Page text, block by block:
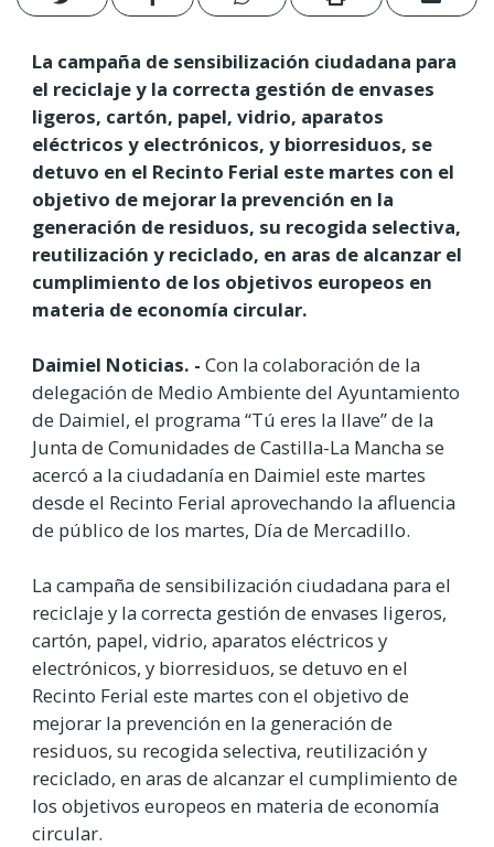
La campaña de sensibilización ciudadana para
el reciclaje y la correcta gestión de envases
ligeros, cartón, papel, vidrio, aparatos
eléctricos y electrónicos, y biorresiduos, se
detuvo en el Recinto Ferial este martes con el
objetivo de mejorar la prevención en la
generación de residuos, su recogida selectiva,
reutilización y reciclado, en aras de alcanzar el
cumplimiento de los objetivos europeos en
materia de economía circular.
Daimiel Noticias. - Con la colaboración de la
delegación de Medio Ambiente del Ayuntamiento
de Daimiel, el programa “Tú eres la llave” de la
Junta de Comunidades de Castilla-La Mancha se
acercó a la ciudadanía en Daimiel este martes
desde el Recinto Ferial aprovechando la afluencia
de público de los martes, Día de Mercadillo.
La campaña de sensibilización ciudadana para el
reciclaje y la correcta gestión de envases ligeros,
cartón, papel, vidrio, aparatos eléctricos y
electrónicos, y biorresiduos, se detuvo en el
Recinto Ferial este martes con el objetivo de
mejorar la prevención en la generación de
residuos, su recogida selectiva, reutilización y
reciclado, en aras de alcanzar el cumplimiento de
los objetivos europeos en materia de economía
circular.